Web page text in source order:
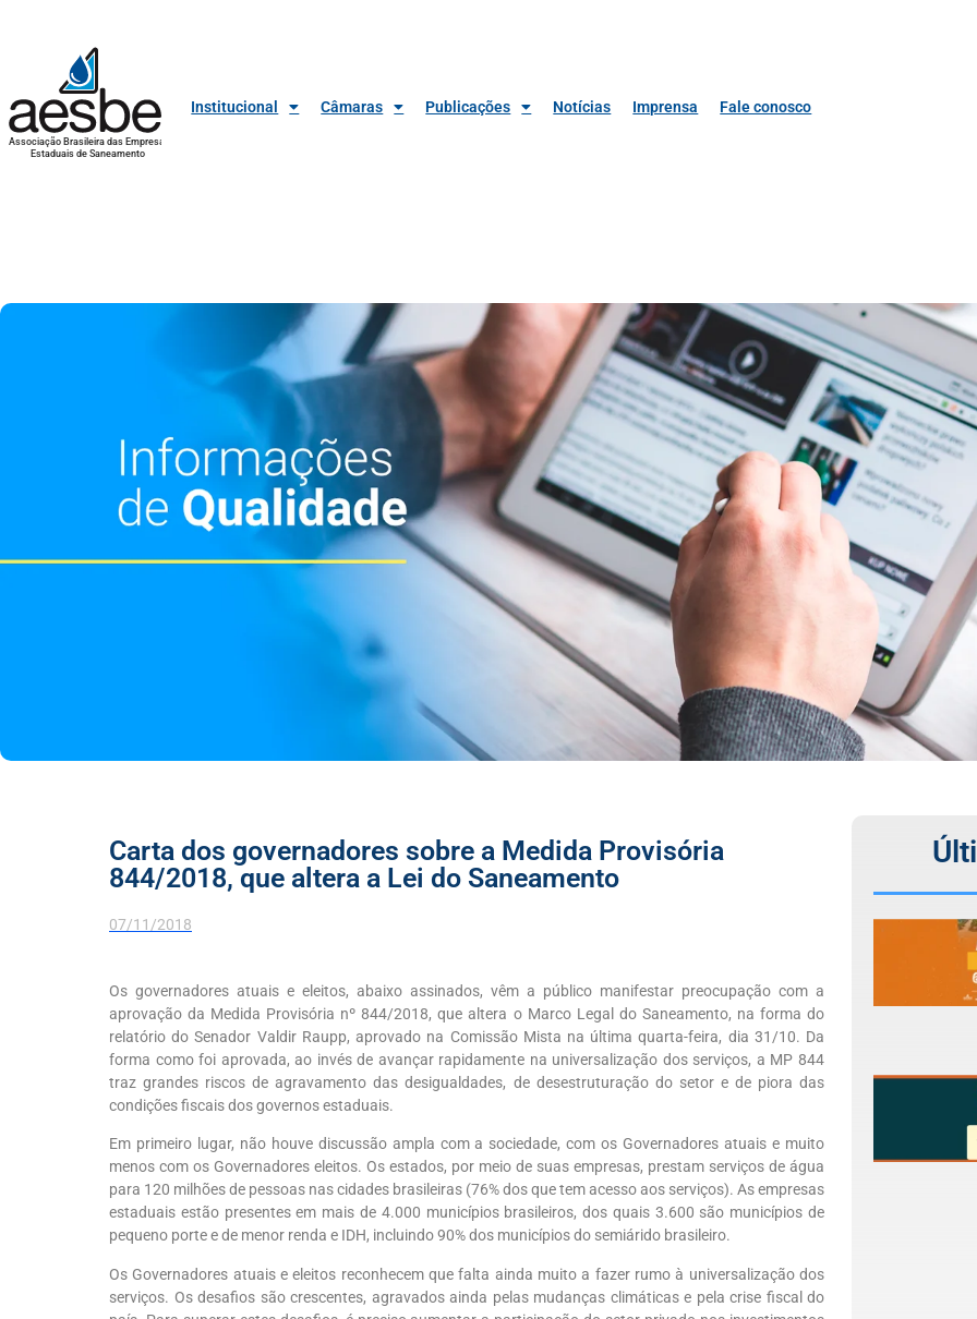
Associação Brasileira das Empresas
Estaduais de Saneamento
Institucional Câmaras Publicações Notícias Imprensa Fale conosco
Carta dos governadores sobre a Medida Provisória
844/2018, que altera a Lei do Saneamento
07/11/2018
Os governadores atuais e eleitos, abaixo assinados, vêm a público manifestar preocupação com a
aprovação da Medida Provisória nº 844/2018, que altera o Marco Legal do Saneamento, na forma do
relatório do Senador Valdir Raupp, aprovado na Comissão Mista na última quarta-feira, dia 31/10. Da
forma como foi aprovada, ao invés de avançar rapidamente na universalização dos serviços, a MP 844
traz grandes riscos de agravamento das desigualdades, de desestruturação do setor e de piora das
condições fiscais dos governos estaduais.
Em primeiro lugar, não houve discussão ampla com a sociedade, com os Governadores atuais e muito
menos com os Governadores eleitos. Os estados, por meio de suas empresas, prestam serviços de água
para 120 milhões de pessoas nas cidades brasileiras (76% dos que tem acesso aos serviços). As empresas
estaduais estão presentes em mais de 4.000 municípios brasileiros, dos quais 3.600 são municípios de
pequeno porte e de menor renda e IDH, incluindo 90% dos municípios do semiárido brasileiro.
Os Governadores atuais e eleitos reconhecem que falta ainda muito a fazer rumo à universalização dos
serviços. Os desafios são crescentes, agravados ainda pelas mudanças climáticas e pela crise fiscal do